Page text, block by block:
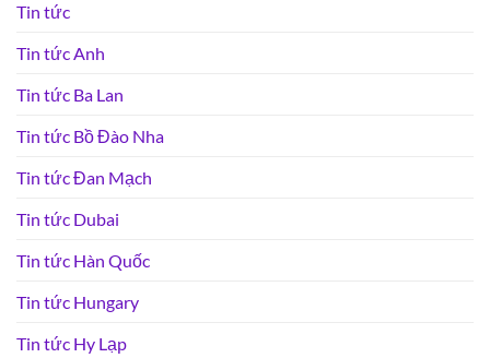
Tin tức
Tin tức Anh
Tin tức Ba Lan
Tin tức Bồ Đào Nha
Tin tức Đan Mạch
Tin tức Dubai
Tin tức Hàn Quốc
Tin tức Hungary
Tin tức Hy Lạp